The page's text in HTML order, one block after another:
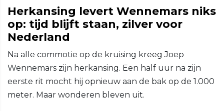
Herkansing levert Wennemars niks
op: tijd blijft staan, zilver voor
Nederland
Na alle commotie op de kruising kreeg Joep
Wennemars zijn herkansing. Een half uur na zijn
eerste rit mocht hij opnieuw aan de bak op de 1.000
meter. Maar wonderen bleven uit.